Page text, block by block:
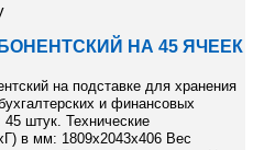
НА 45 ЯЧЕЕК
на подставке для хранения
и финансовых
штук. Технические
в мм: 1809х2043х406 Вес